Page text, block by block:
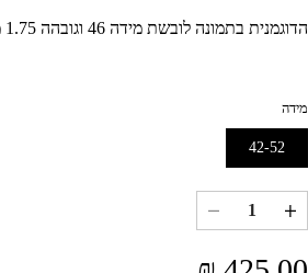
הדוגמנית בתמונה לובשת מידה 46 וגובהה 1.75 מ׳
מידה
42-52
או
לא
הגדל
כמות
הקטנת